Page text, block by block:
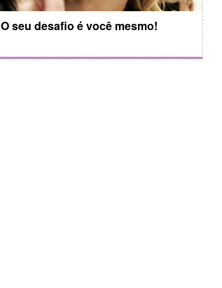
O seu desafio é você mesmo!